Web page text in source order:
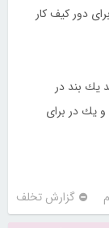
دور كیف كار
یك بند در
و یك در برای
گزارش تخلف